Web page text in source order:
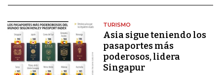
TURISMO
Asia sigue teniendo los
pasaportes más
poderosos, lidera
Singapur